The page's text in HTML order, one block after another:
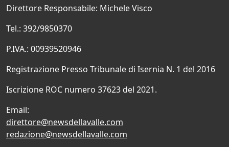
Direttore Responsabile: Michele Visco
Tel.: 392/9850370
P.IVA.: 00939520946
Registrazione Presso Tribunale di Isernia N. 1 del 2016
Iscrizione ROC numero 37623 del 2021.
Email:
direttore@newsdellavalle.com
redazione@newsdellavalle.com